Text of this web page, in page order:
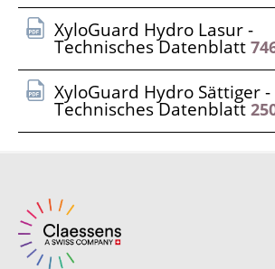
XyloGuard Hydro Lasur -
Technisches Datenblatt
XyloGuard Hydro Sättiger -
Technisches Datenblatt